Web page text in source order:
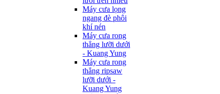
Máy cưa lọng
ngang đè phôi
khí nén
Máy cưa rong
thẳng lưỡi dưới
- Kuang Yung
Máy cưa rong
thẳng ripsaw
lưỡi dưới -
Kuang Yung